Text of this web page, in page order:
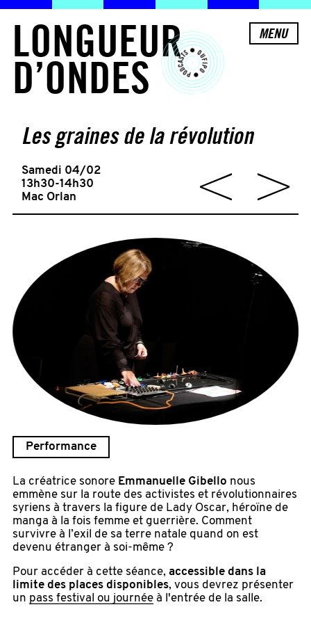
LONGUEUR
D’ONDES
MENU
Les graines de la révolution
Samedi 04/02
13h30-14h30
Mac Orlan
Performance
La créatrice sonore Emmanuelle Gibello nous
emmène sur la route des activistes et révolutionnaires
syriens à travers la figure de Lady Oscar, héroïne de
manga à la fois femme et guerrière. Comment
survivre à l’exil de sa terre natale quand on est
devenu étranger à soi-même ?
Pour accéder à cette séance,accessible dans la
limite des places disponibles, vous devrez présenter
un pass festival ou journée à l'entrée de la salle.